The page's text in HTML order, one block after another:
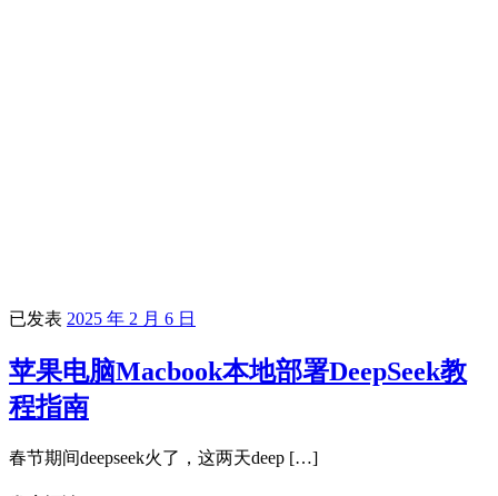
已发表 2025 年 2 月 6 日
苹果电脑Macbook本地部署DeepSeek教
程指南
春节期间deepseek火了，这两天deep […]